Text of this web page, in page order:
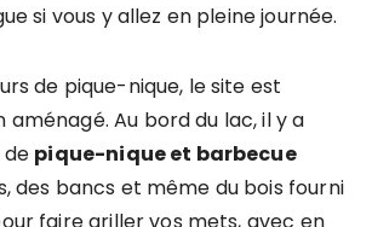
si vous y allez en pleine journée.
de pique-nique, le site est
Au bord du lac, il y a
de pique-nique et barbecue
des bancs et même du bois fourni
faire griller vos mets, avec en